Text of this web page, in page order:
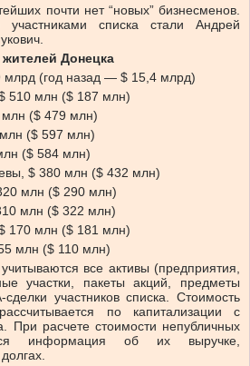
почти нет “новых” бизнесменов.
участниками списка стали Андрей
Донецка
млрд (год назад — $ 15,4 млрд)
510 млн ($ 187 млн)
($ 479 млн)
($ 597 млн)
($ 584 млн)
$ 380 млн ($ 432 млн)
млн ($ 290 млн)
млн ($ 322 млн)
170 млн ($ 181 млн)
млн ($ 110 млн)
все активы (предприятия,
участки, пакеты акций, предметы
участников списка. Стоимость
по капитализации с
При расчете стоимости непубличных
информация об их выручке,